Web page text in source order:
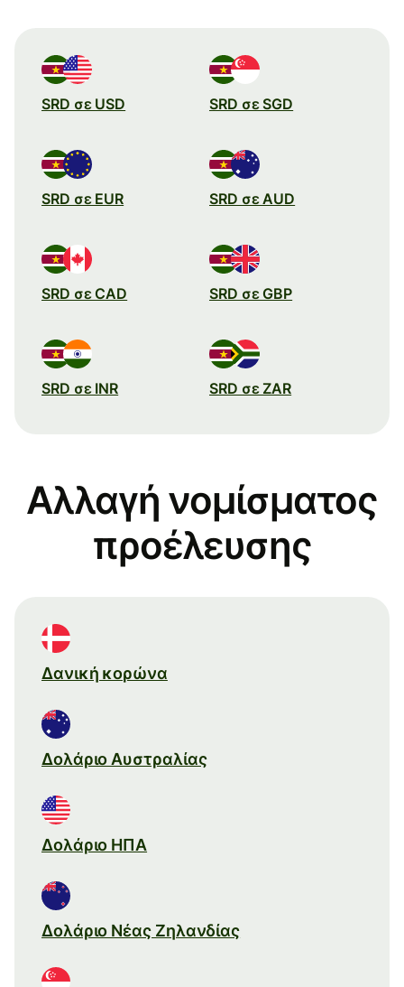
SRD σε USD SRD σε SGD
SRD σε EUR SRD σε AUD
SRD σε CAD SRD σε GBP
SRD σε INR SRD σε ZAR
Αλλαγή νομίσματος
προέλευσης
Δανική κορώνα
Δολάριο Αυστραλίας
Δολάριο ΗΠΑ
Δολάριο Νέας Ζηλανδίας